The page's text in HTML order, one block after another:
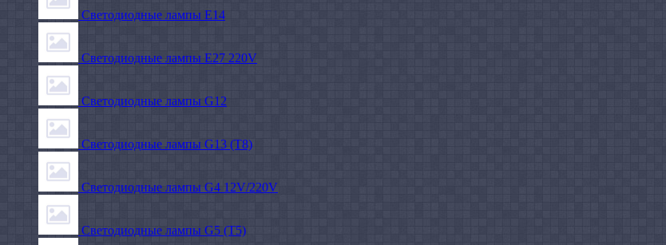
Светодиодные лампы E14
Светодиодные лампы E27 220V
Светодиодные лампы G12
Светодиодные лампы G13 (T8)
Светодиодные лампы G4 12V/220V
Светодиодные лампы G5 (T5)